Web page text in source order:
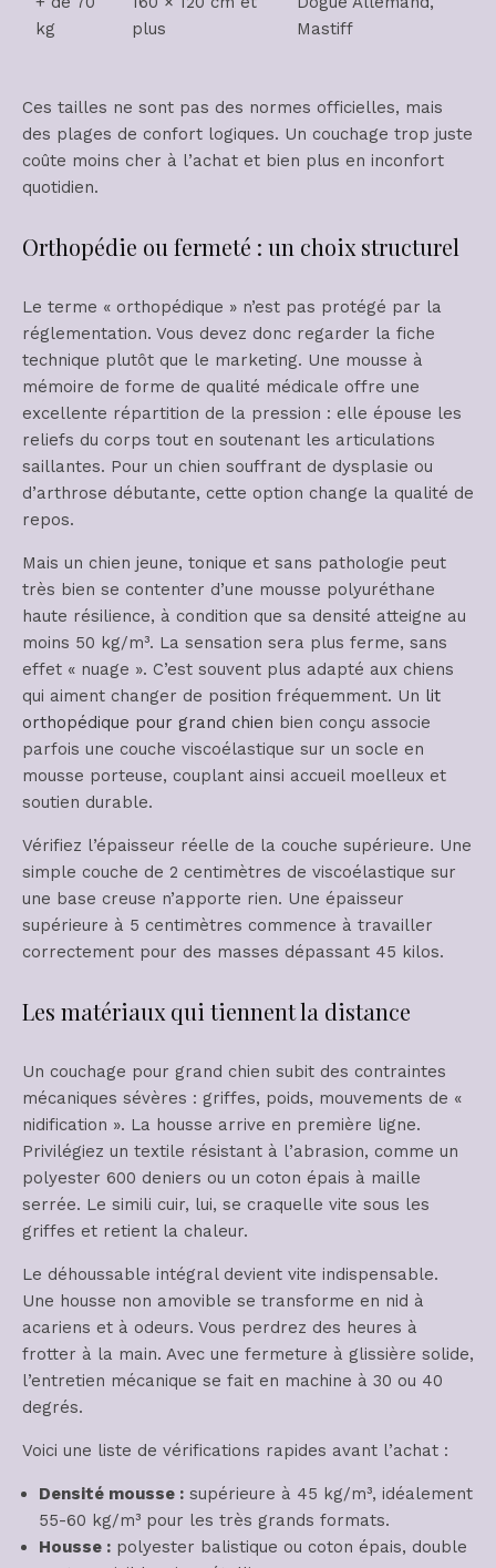
kg
plus
Mastiff
Ces tailles ne sont pas des normes officielles, mais
des plages de confort logiques. Un couchage trop juste
coûte moins cher à l’achat et bien plus en inconfort
quotidien.
Orthopédie ou fermeté : un choix structurel
Le terme « orthopédique » n’est pas protégé par la
réglementation. Vous devez donc regarder la fiche
technique plutôt que le marketing. Une mousse à
mémoire de forme de qualité médicale offre une
excellente répartition de la pression : elle épouse les
reliefs du corps tout en soutenant les articulations
saillantes. Pour un chien souffrant de dysplasie ou
d’arthrose débutante, cette option change la qualité de
repos.
Mais un chien jeune, tonique et sans pathologie peut
très bien se contenter d’une mousse polyuréthane
haute résilience, à condition que sa densité atteigne au
moins 50 kg/m³. La sensation sera plus ferme, sans
effet « nuage ». C’est souvent plus adapté aux chiens
qui aiment changer de position fréquemment. Un lit
orthopédique pour grand chien bien conçu associe
parfois une couche viscoélastique sur un socle en
mousse porteuse, couplant ainsi accueil moelleux et
soutien durable.
Vérifiez l’épaisseur réelle de la couche supérieure. Une
simple couche de 2 centimètres de viscoélastique sur
une base creuse n’apporte rien. Une épaisseur
supérieure à 5 centimètres commence à travailler
correctement pour des masses dépassant 45 kilos.
Les matériaux qui tiennent la distance
Un couchage pour grand chien subit des contraintes
mécaniques sévères : griffes, poids, mouvements de «
nidification ». La housse arrive en première ligne.
Privilégiez un textile résistant à l’abrasion, comme un
polyester 600 deniers ou un coton épais à maille
serrée. Le simili cuir, lui, se craquelle vite sous les
griffes et retient la chaleur.
Le déhoussable intégral devient vite indispensable.
Une housse non amovible se transforme en nid à
acariens et à odeurs. Vous perdrez des heures à
frotter à la main. Avec une fermeture à glissière solide,
l’entretien mécanique se fait en machine à 30 ou 40
degrés.
Voici une liste de vérifications rapides avant l’achat :
Densité mousse : supérieure à 45 kg/m³, idéalement
55-60 kg/m³ pour les très grands formats.
Housse : polyester balistique ou coton épais, double